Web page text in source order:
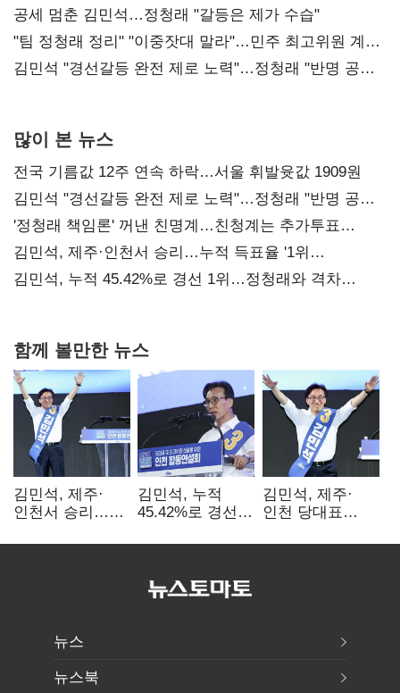
공세 멈춘 김민석…정청래 "갈등은 제가 수습"
"팀 정청래 정리" "이중잣대 말라"…민주 최고위원 계파
다툼 격화
김민석 "경선갈등 완전 제로 노력"…정청래 "반명 공세
많이 본 뉴스
전국 기름값 12주 연속 하락…서울 휘발윳값 1909원
김민석 "경선갈등 완전 제로 노력"…정청래 "반명 공세
사과부터"
'정청래 책임론' 꺼낸 친명계…친청계는 추가투표
때리기
김민석, 제주·인천서 승리…누적 득표율 '1위
탈환'(종합)
김민석, 누적 45.42%로 경선 1위…정청래와 격차
함께 볼만한 뉴스
김민석, 제주·
인천서 승리…
탈환'(종합)
김민석, 누적
45.42%로 경선
격차
김민석, 제주·
인천 당대표
뉴스
뉴스북